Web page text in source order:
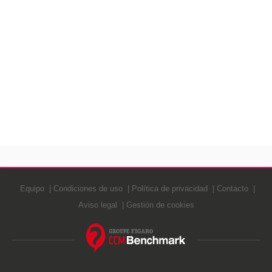
Equipo Condiciones de uso Política de privacidad
Contacto
Aviso legal
Gestión de cookies